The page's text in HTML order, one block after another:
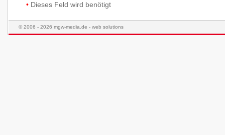
• Dieses Feld wird benötigt
© 2006 - 2026 mgw-media.de - web solutions